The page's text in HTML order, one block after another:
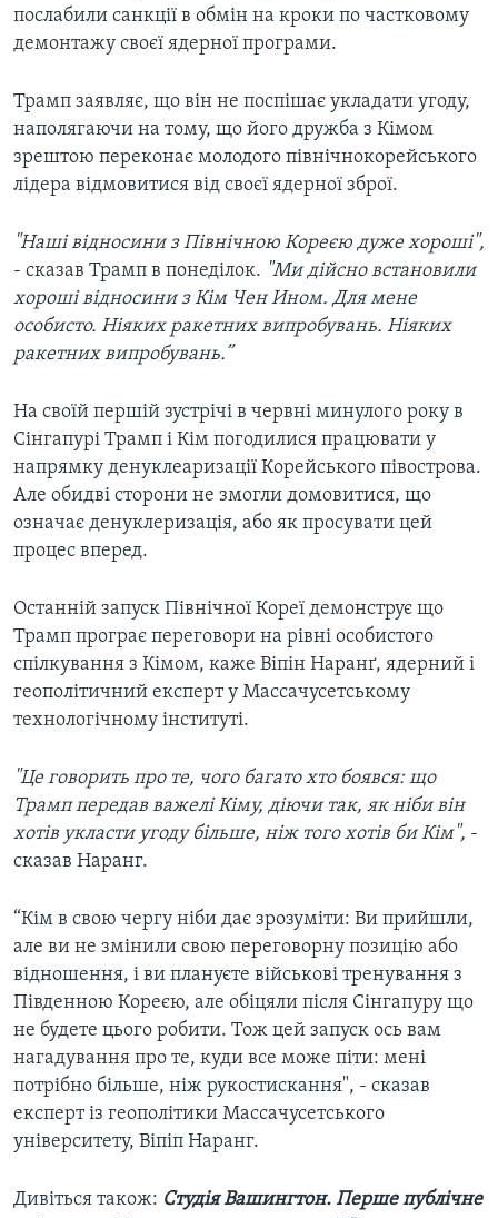
послабили санкції в обмін на кроки по частковому
демонтажу своєї ядерної програми.
Трамп заявляє, що він не поспішає укладати угоду,
наполягаючи на тому, що його дружба з Кімом
зрештою переконає молодого північнокорейського
лідера відмовитися від своєї ядерної зброї.
"Наші відносини з Північною Кореєю дуже хороші",
- сказав Трамп в понеділок. "Ми дійсно встановили
хороші відносини з Кім Чен Ином. Для мене
особисто. Ніяких ракетних випробувань. Ніяких
ракетних випробувань.”
На своїй першій зустрічі в червні минулого року в
Сінгапурі Трамп і Кім погодилися працювати у
напрямку денуклеаризації Корейського півострова.
Але обидві сторони не змогли домовитися, що
означає денуклеризація, або як просувати цей
процес вперед.
Останній запуск Північної Кореї демонструє що
Трамп програє переговори на рівні особистого
спілкування з Кімом, каже Віпін Наранґ, ядерний і
геополітичний експерт у Массачусетському
технологічному інституті.
"Це говорить про те, чого багато хто боявся: що
Трамп передав важелі Кіму, діючи так, як ніби він
хотів укласти угоду більше, ніж того хотів би Кім", -
сказав Наранг.
“Кім в свою чергу ніби дає зрозуміти: Ви прийшли,
але ви не змінили свою переговорну позицію або
відношення, і ви плануєте військові тренування з
Південною Кореєю, але обіцяли після Сінгапуру що
не будете цього робити. Тож цей запуск ось вам
нагадування про те, куди все може піти: мені
потрібно більше, ніж рукостискання", - сказав
експерт із геополітики Массачусетського
університету, Віпіп Наранг.
Дивіться також: ​ Студія Вашингтон. Перше публічне